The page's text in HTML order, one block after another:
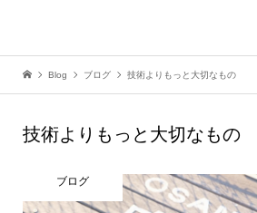
Blog ブログ 技術よりもっと大切なもの
技術よりもっと大切なもの
ブログ